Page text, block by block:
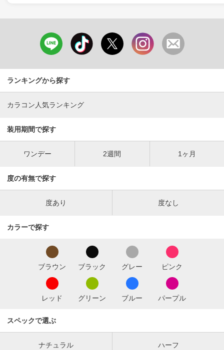
ランキングから探す
カラコン人気ランキング
装用期間で探す
ワンデー 2週間 1ヶ月
度の有無で探す
度あり 度なし
カラーで探す
ブラウン ブラック グレー ピンク
レッド グリーン ブルー パープル
スペックで選ぶ
ナチュラル ハーフ